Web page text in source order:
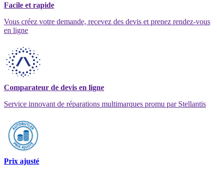
Facile et rapide
Vous créez votre demande, recevez des devis et prenez rendez-vous
en ligne
Comparateur de devis en ligne
Service innovant de réparations multimarques promu par Stellantis
Prix ajusté